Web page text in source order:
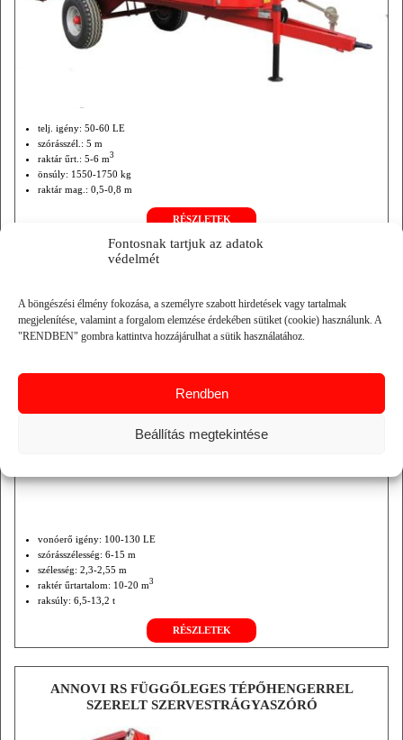
Fontosnak tartjuk az adatok
védelmét
A böngészési élmény fokozása, a személyre szabott hirdetések vagy tartalmak
megjelenítése, valamint a forgalom elemzése érdekében sütiket (cookie) használunk. A
"RENDBEN" gombra kattintva hozzájárulhat a sütik használatához.
Rendben
Beállítás megtekintése
telj. igény: 50-60 LE
szórásszél.: 5 m
raktár űrt.: 5-6 m3
önsúly: 1550-1750 kg
raktár mag.: 0,5-0,8 m
RÉSZLETEK
vonóerő igény: 100-130 LE
szórásszélesség: 6-15 m
szélesség: 2,3-2,55 m
raktér űrtartalom: 10-20 m3
raksúly: 6,5-13,2 t
turbina átmérő: 155-190 cm
RÉSZLETEK
ANNOVI RS FÜGGŐLEGES TÉPŐHENGERREL
SZERELT SZERVESTRÁGYASZÓRÓ